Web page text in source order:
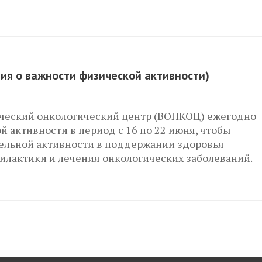
о важности физической активности)
онкологический центр (ВОНКОЦ) ежегодно
в период с 16 по 22 июня, чтобы
активности в поддержании здоровья
и лечения онкологических заболеваний.